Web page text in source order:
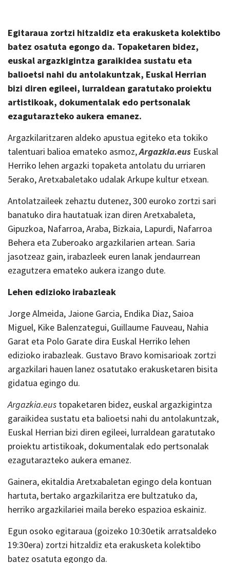
Egitaraua zortzi hitzaldiz eta erakusketa kolektibo
batez osatuta egongo da. Topaketaren bidez,
euskal argazkigintza garaikidea sustatu eta
balioetsi nahi du antolakuntzak, Euskal Herrian
bizi diren egileei, lurraldean garatutako proiektu
artistikoak, dokumentalak edo pertsonalak
ezagutarazteko aukera emanez.
Argazkilaritzaren aldeko apustua egiteko eta tokiko
talentuari balioa emateko asmoz,Argazkia.eus Euskal
Herriko lehen argazki topaketa antolatu du urriaren
5erako, Aretxabaletako udalak Arkupe kultur etxean.
Antolatzaileek zehaztu dutenez, 300 euroko zortzi sari
banatuko dira hautatuak izan diren Aretxabaleta,
Gipuzkoa, Nafarroa, Araba, Bizkaia, Lapurdi, Nafarroa
Behera eta Zuberoako argazkilarien artean. Saria
jasotzeaz gain, irabazleek euren lanak jendaurrean
ezagutzera emateko aukera izango dute.
Lehen edizioko irabazleak
Jorge Almeida, Jaione Garcia, Endika Diaz, Saioa
Miguel, Kike Balenzategui, Guillaume Fauveau, Nahia
Garat eta Polo Garate dira Euskal Herriko lehen
edizioko irabazleak. Gustavo Bravo komisarioak zortzi
argazkilari hauen lanez osatutako erakusketaren bisita
gidatua egingo du.
Argazkia.eus topaketaren bidez, euskal argazkigintza
garaikidea sustatu eta balioetsi nahi du antolakuntzak,
Euskal Herrian bizi diren egileei, lurraldean garatutako
proiektu artistikoak, dokumentalak edo pertsonalak
ezagutarazteko aukera emanez.
Gainera, ekitaldia Aretxabaletan egingo dela kontuan
hartuta, bertako argazkilaritza ere bultzatuko da,
herriko argazkilariei maila bereko espazioa eskainiz.
Egun osoko egitaraua (goizeko 10:30etik arratsaldeko
19:30era) zortzi hitzaldiz eta erakusketa kolektibo
batez osatuta egongo da.